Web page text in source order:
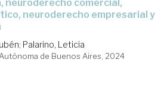
neuroderecho empresarial y
; Palarino, Leticia
de Buenos Aires, 2024